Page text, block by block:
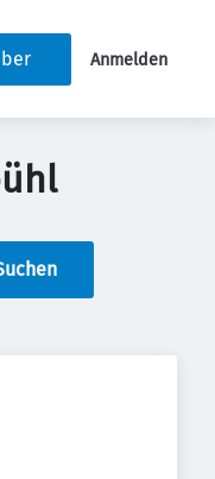
Anmelden